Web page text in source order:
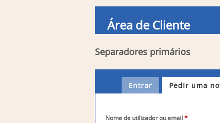
Área de Cliente
Separadores primários
Entrar Pedir uma
Nome de utilizador ou email*